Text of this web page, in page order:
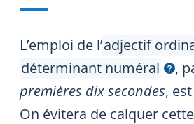
L’emploi de l’adjectif
Afficher
déterminant numéral
Afficher l'infobulle ,
premières dix secondes,
On évitera de calquer